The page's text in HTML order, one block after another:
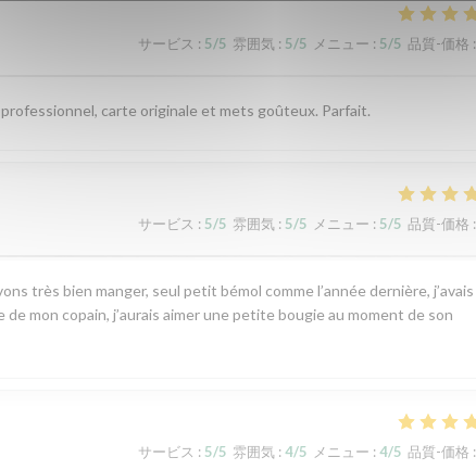
サービス : 5/5 雰囲気 : 5/5 メニュー : 5/5 品質-価格 :
carte originale et mets goûteux. Parfait.
サービス : 5/5 雰囲気 : 5/5 メニュー : 5/5 品質-価格 :
très bien manger, seul petit bémol comme l’année dernière, j’avais
mon copain, j’aurais aimer une petite bougie au moment de son
サービス : 5/5 雰囲気 : 4/5 メニュー : 4/5 品質-価格 :